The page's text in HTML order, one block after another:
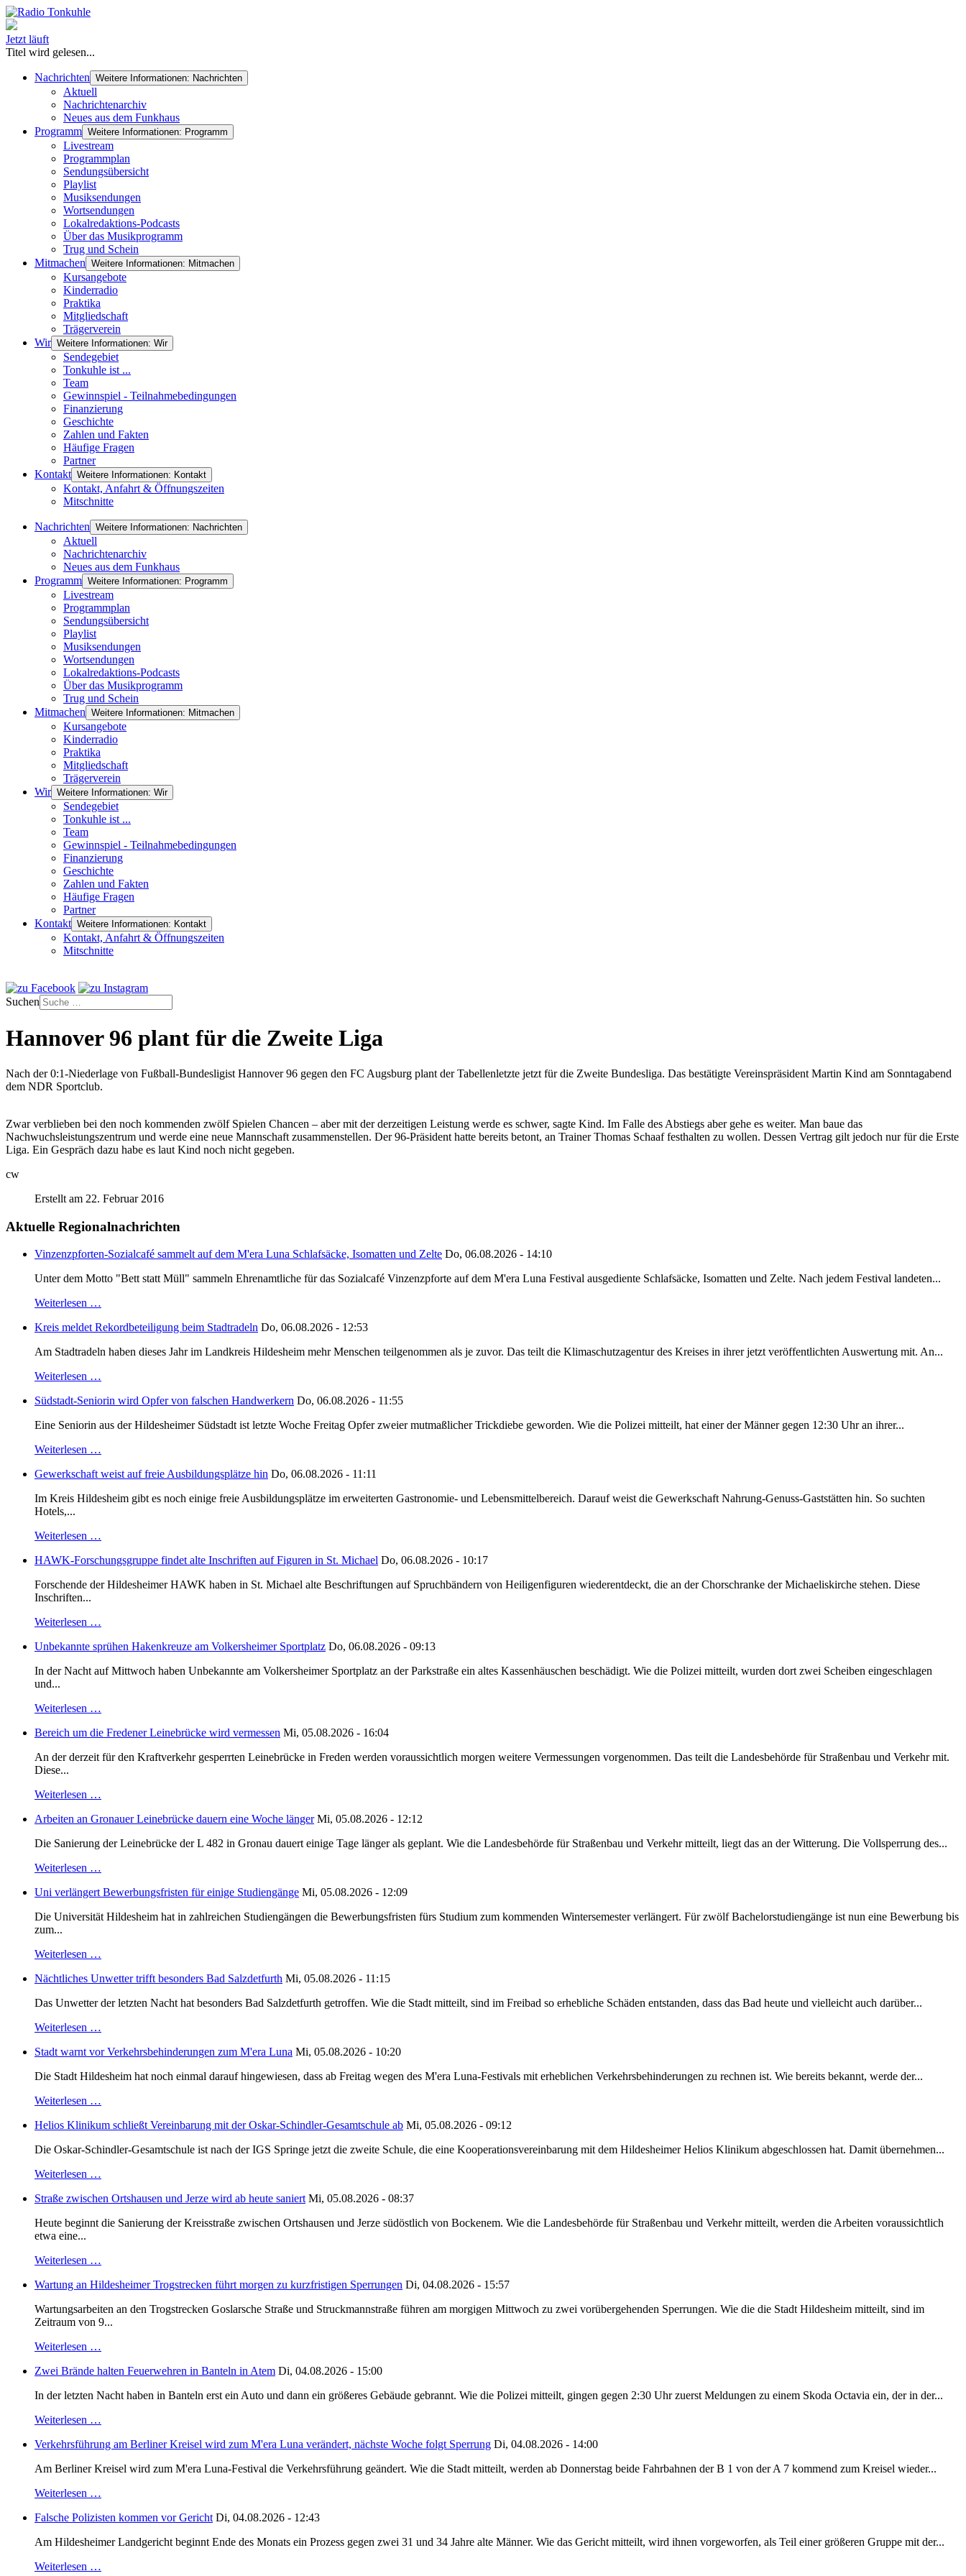
Jetzt läuft
Titel wird gelesen...
Nachrichten Weitere Informationen: Nachrichten
Aktuell
Nachrichtenarchiv
Neues aus dem Funkhaus
Programm Weitere Informationen: Programm
Livestream
Programmplan
Sendungsübersicht
Playlist
Musiksendungen
Wortsendungen
Lokalredaktions-Podcasts
Über das Musikprogramm
Trug und Schein
Mitmachen Weitere Informationen: Mitmachen
Kursangebote
Kinderradio
Praktika
Mitgliedschaft
Trägerverein
Wir Weitere Informationen: Wir
Sendegebiet
Tonkuhle ist ...
Team
Gewinnspiel - Teilnahmebedingungen
Finanzierung
Geschichte
Zahlen und Fakten
Häufige Fragen
Partner
Kontakt Weitere Informationen: Kontakt
Kontakt, Anfahrt & Öffnungszeiten
Mitschnitte
Nachrichten Weitere Informationen: Nachrichten
Aktuell
Nachrichtenarchiv
Neues aus dem Funkhaus
Programm Weitere Informationen: Programm
Livestream
Programmplan
Sendungsübersicht
Playlist
Musiksendungen
Wortsendungen
Lokalredaktions-Podcasts
Über das Musikprogramm
Trug und Schein
Mitmachen Weitere Informationen: Mitmachen
Kursangebote
Kinderradio
Praktika
Mitgliedschaft
Trägerverein
Wir Weitere Informationen: Wir
Sendegebiet
Tonkuhle ist ...
Team
Gewinnspiel - Teilnahmebedingungen
Finanzierung
Geschichte
Zahlen und Fakten
Häufige Fragen
Partner
Kontakt Weitere Informationen: Kontakt
Kontakt, Anfahrt & Öffnungszeiten
Mitschnitte
Suchen
Hannover 96 plant für die Zweite Liga
Nach der 0:1-Niederlage von Fußball-Bundesligist Hannover 96 gegen den FC Augsburg plant der Tabellenletzte jetzt für die Zweite Bundesliga. Das bestätigte Vereinspräsident Martin Kind am Sonntagabend
dem NDR Sportclub.
Zwar verblieben bei den noch kommenden zwölf Spielen Chancen – aber mit der derzeitigen Leistung werde es schwer, sagte Kind. Im Falle des Abstiegs aber gehe es weiter. Man baue das
Nachwuchsleistungszentrum und werde eine neue Mannschaft zusammenstellen. Der 96-Präsident hatte bereits betont, an Trainer Thomas Schaaf festhalten zu wollen. Dessen Vertrag gilt jedoch nur für die Erste
Liga. Ein Gespräch dazu habe es laut Kind noch nicht gegeben.
cw
Erstellt am 22. Februar 2016
Aktuelle Regionalnachrichten
Vinzenzpforten-Sozialcafé sammelt auf dem M'era Luna Schlafsäcke, Isomatten und Zelte Do, 06.08.2026 - 14:10
Unter dem Motto "Bett statt Müll" sammeln Ehrenamtliche für das Sozialcafé Vinzenzpforte auf dem M'era Luna Festival ausgediente Schlafsäcke, Isomatten und Zelte. Nach jedem Festival landeten...
Weiterlesen …
Kreis meldet Rekordbeteiligung beim Stadtradeln Do, 06.08.2026 - 12:53
Am Stadtradeln haben dieses Jahr im Landkreis Hildesheim mehr Menschen teilgenommen als je zuvor. Das teilt die Klimaschutzagentur des Kreises in ihrer jetzt veröffentlichten Auswertung mit. An...
Weiterlesen …
Südstadt-Seniorin wird Opfer von falschen Handwerkern Do, 06.08.2026 - 11:55
Eine Seniorin aus der Hildesheimer Südstadt ist letzte Woche Freitag Opfer zweier mutmaßlicher Trickdiebe geworden. Wie die Polizei mitteilt, hat einer der Männer gegen 12:30 Uhr an ihrer...
Weiterlesen …
Gewerkschaft weist auf freie Ausbildungsplätze hin Do, 06.08.2026 - 11:11
Im Kreis Hildesheim gibt es noch einige freie Ausbildungsplätze im erweiterten Gastronomie- und Lebensmittelbereich. Darauf weist die Gewerkschaft Nahrung-Genuss-Gaststätten hin. So suchten
Hotels,...
Weiterlesen …
HAWK-Forschungsgruppe findet alte Inschriften auf Figuren in St. Michael Do, 06.08.2026 - 10:17
Forschende der Hildesheimer HAWK haben in St. Michael alte Beschriftungen auf Spruchbändern von Heiligenfiguren wiederentdeckt, die an der Chorschranke der Michaeliskirche stehen. Diese
Inschriften...
Weiterlesen …
Unbekannte sprühen Hakenkreuze am Volkersheimer Sportplatz Do, 06.08.2026 - 09:13
In der Nacht auf Mittwoch haben Unbekannte am Volkersheimer Sportplatz an der Parkstraße ein altes Kassenhäuschen beschädigt. Wie die Polizei mitteilt, wurden dort zwei Scheiben eingeschlagen
und...
Weiterlesen …
Bereich um die Fredener Leinebrücke wird vermessen Mi, 05.08.2026 - 16:04
An der derzeit für den Kraftverkehr gesperrten Leinebrücke in Freden werden voraussichtlich morgen weitere Vermessungen vorgenommen. Das teilt die Landesbehörde für Straßenbau und Verkehr mit.
Diese...
Weiterlesen …
Arbeiten an Gronauer Leinebrücke dauern eine Woche länger Mi, 05.08.2026 - 12:12
Die Sanierung der Leinebrücke der L 482 in Gronau dauert einige Tage länger als geplant. Wie die Landesbehörde für Straßenbau und Verkehr mitteilt, liegt das an der Witterung. Die Vollsperrung des...
Weiterlesen …
Uni verlängert Bewerbungsfristen für einige Studiengänge Mi, 05.08.2026 - 12:09
Die Universität Hildesheim hat in zahlreichen Studiengängen die Bewerbungsfristen fürs Studium zum kommenden Wintersemester verlängert. Für zwölf Bachelorstudiengänge ist nun eine Bewerbung bis
zum...
Weiterlesen …
Nächtliches Unwetter trifft besonders Bad Salzdetfurth Mi, 05.08.2026 - 11:15
Das Unwetter der letzten Nacht hat besonders Bad Salzdetfurth getroffen. Wie die Stadt mitteilt, sind im Freibad so erhebliche Schäden entstanden, dass das Bad heute und vielleicht auch darüber...
Weiterlesen …
Stadt warnt vor Verkehrsbehinderungen zum M'era Luna Mi, 05.08.2026 - 10:20
Die Stadt Hildesheim hat noch einmal darauf hingewiesen, dass ab Freitag wegen des M'era Luna-Festivals mit erheblichen Verkehrsbehinderungen zu rechnen ist. Wie bereits bekannt, werde der...
Weiterlesen …
Helios Klinikum schließt Vereinbarung mit der Oskar-Schindler-Gesamtschule ab Mi, 05.08.2026 - 09:12
Die Oskar-Schindler-Gesamtschule ist nach der IGS Springe jetzt die zweite Schule, die eine Kooperationsvereinbarung mit dem Hildesheimer Helios Klinikum abgeschlossen hat. Damit übernehmen...
Weiterlesen …
Straße zwischen Ortshausen und Jerze wird ab heute saniert Mi, 05.08.2026 - 08:37
Heute beginnt die Sanierung der Kreisstraße zwischen Ortshausen und Jerze südöstlich von Bockenem. Wie die Landesbehörde für Straßenbau und Verkehr mitteilt, werden die Arbeiten voraussichtlich
etwa eine...
Weiterlesen …
Wartung an Hildesheimer Trogstrecken führt morgen zu kurzfristigen Sperrungen Di, 04.08.2026 - 15:57
Wartungsarbeiten an den Trogstrecken Goslarsche Straße und Struckmannstraße führen am morgigen Mittwoch zu zwei vorübergehenden Sperrungen. Wie die die Stadt Hildesheim mitteilt, sind im
Zeitraum von 9...
Weiterlesen …
Zwei Brände halten Feuerwehren in Banteln in Atem Di, 04.08.2026 - 15:00
In der letzten Nacht haben in Banteln erst ein Auto und dann ein größeres Gebäude gebrannt. Wie die Polizei mitteilt, gingen gegen 2:30 Uhr zuerst Meldungen zu einem Skoda Octavia ein, der in der...
Weiterlesen …
Verkehrsführung am Berliner Kreisel wird zum M'era Luna verändert, nächste Woche folgt Sperrung Di, 04.08.2026 - 14:00
Am Berliner Kreisel wird zum M'era Luna-Festival die Verkehrsführung geändert. Wie die Stadt mitteilt, werden ab Donnerstag beide Fahrbahnen der B 1 von der A 7 kommend zum Kreisel wieder...
Weiterlesen …
Falsche Polizisten kommen vor Gericht Di, 04.08.2026 - 12:43
Am Hildesheimer Landgericht beginnt Ende des Monats ein Prozess gegen zwei 31 und 34 Jahre alte Männer. Wie das Gericht mitteilt, wird ihnen vorgeworfen, als Teil einer größeren Gruppe mit der...
Weiterlesen …